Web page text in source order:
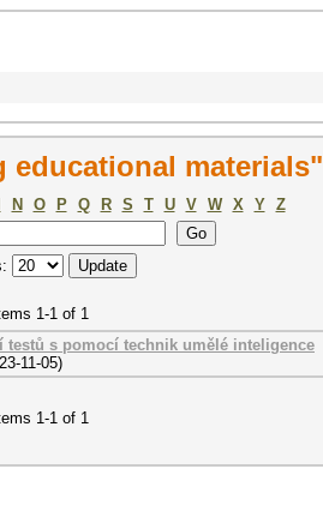
educational materials"
N O P Q R S T U V W X Y
Z
1-1 of 1
s pomocí technik umělé inteligence
11-05)
1-1 of 1